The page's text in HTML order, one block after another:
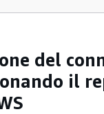
del
il